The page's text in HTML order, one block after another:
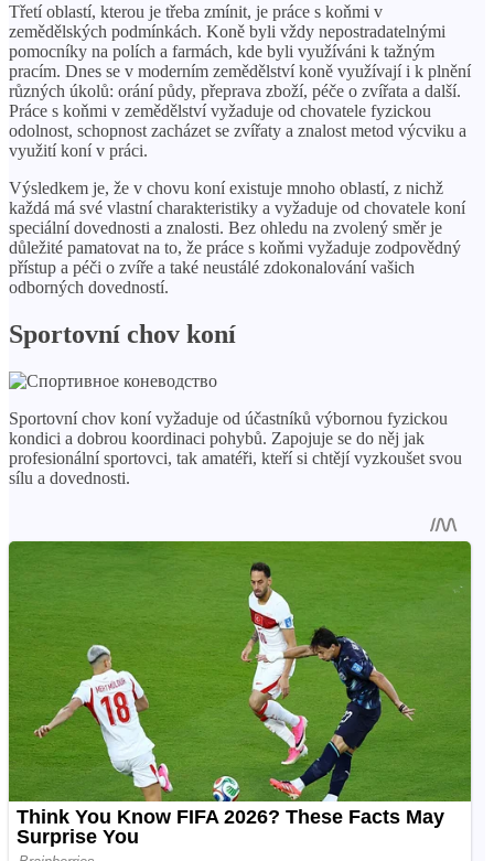
Třetí oblastí, kterou je třeba zmínit, je práce s koňmi v
zemědělských podmínkách. Koně byli vždy nepostradatelnými
pomocníky na polích a farmách, kde byli využíváni k tažným
pracím. Dnes se v moderním zemědělství koně využívají i k plnění
různých úkolů: orání půdy, přeprava zboží, péče o zvířata a další.
Práce s koňmi v zemědělství vyžaduje od chovatele fyzickou
odolnost, schopnost zacházet se zvířaty a znalost metod výcviku a
využití koní v práci.
Výsledkem je, že v chovu koní existuje mnoho oblastí, z nichž
každá má své vlastní charakteristiky a vyžaduje od chovatele koní
speciální dovednosti a znalosti. Bez ohledu na zvolený směr je
důležité pamatovat na to, že práce s koňmi vyžaduje zodpovědný
přístup a péči o zvíře a také neustálé zdokonalování vašich
odborných dovedností.
Sportovní chov koní
Sportovní chov koní vyžaduje od účastníků výbornou fyzickou
kondici a dobrou koordinaci pohybů. Zapojuje se do něj jak
profesionální sportovci, tak amatéři, kteří si chtějí vyzkoušet svou
sílu a dovednosti.